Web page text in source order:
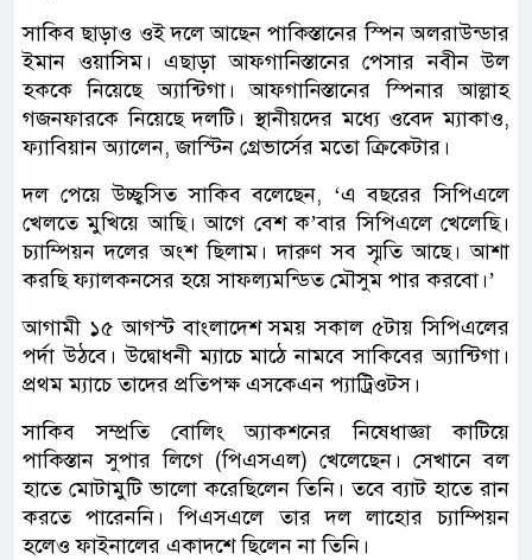
সাকিব ছাড়াও ওই দলে আছেন পাকিস্তানের স্পিন অলরাউন্ডার
ইমান ওয়াসিম। এছাড়া আফগানিস্তানের পেসার নবীন উল
হককে নিয়েছে অ্যান্টিগা। আফগানিস্তানের স্পিনার আল্লাহ
গজনফারকে নিয়েছে দলটি। স্থানীয়দের মধ্যে ওবেদ ম্যাকাও,
ফ্যাবিয়ান অ্যালেন, জাস্টিন গ্রেভার্সের মতো ক্রিকেটার।
দল পেয়ে উচ্ছ্বসিত সাকিব বলেছেন, ‘এ বছরের সিপিএলে
খেলতে মুখিয়ে আছি। আগে বেশ ক’বার সিপিএলে খেলেছি।
চ্যাম্পিয়ন দলের অংশ ছিলাম। দারুণ সব স্মৃতি আছে। আশা
করছি ফ্যালকনসের হয়ে সাফল্যমন্ডিত মৌসুম পার করবো।’
আগামী ১৫ আগস্ট বাংলাদেশ সময় সকাল ৫টায় সিপিএলের
পর্দা উঠবে। উদ্বোধনী ম্যাচে মাঠে নামবে সাকিবের অ্যান্টিগা।
প্রথম ম্যাচে তাদের প্রতিপক্ষ এসকেএন প্যাট্রিওটস।
সাকিব সম্প্রতি বোলিং অ্যাকশনের নিষেধাজ্ঞা কাটিয়ে
পাকিস্তান সুপার লিগে (পিএসএল) খেলেছেন। সেখানে বল
হাতে মোটামুটি ভালো করেছিলেন তিনি। তবে ব্যাট হাতে রান
করতে পারেননি। পিএসএলে তার দল লাহোর চ্যাম্পিয়ন
হলেও ফাইনালের একাদশে ছিলেন না তিনি।